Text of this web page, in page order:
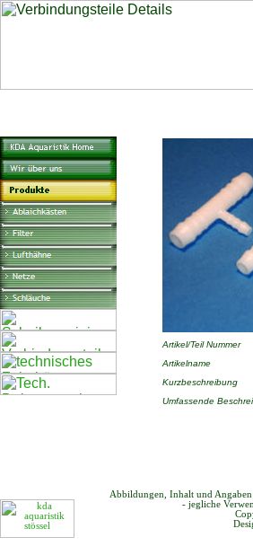
Artikel/Teil Nummer
Artikelname
Kurzbeschreibung
Umfassende
Abbildungen, Inhalt und
- jegliche